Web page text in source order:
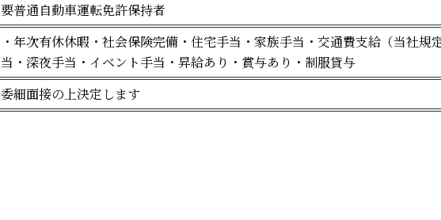
要普通自動車運転免許保持者
・年次有休休暇・社会保険完備・住宅手当・家族手当・交通費支給（当社
当・深夜手当・イベント手当・昇給あり・賞与あり・制服貸与
委細面接の上決定します